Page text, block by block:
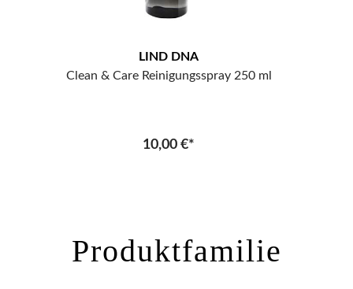
LIND DNA
Clean & Care Reinigungsspray 250 ml
10,00 €*
Produktfamilie